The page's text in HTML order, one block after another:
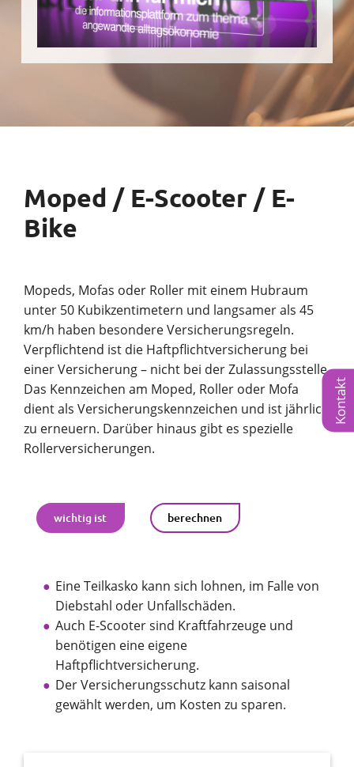
Moped / E-Scooter / E-
Bike
Mopeds, Mofas oder Roller mit einem Hubraum
unter 50 Kubikzentimetern und langsamer als 45
km/h haben besondere Versicherungsregeln.
Verpflichtend ist die Haftpflichtversicherung bei
einer Versicherung – nicht bei der Zulassungsstelle.
Das Kennzeichen am Moped, Roller oder Mofa
dient als Versicherungskennzeichen und ist jährlich
zu erneuern. Darüber hinaus gibt es spezielle
Rollerversicherungen.
wichtig ist berechnen
Eine Teilkasko kann sich lohnen, im Falle von
Diebstahl oder Unfallschäden.
Auch E-Scooter sind Kraftfahrzeuge und
benötigen eine eigene
Haftpflichtversicherung.
Der Versicherungsschutz kann saisonal
gewählt werden, um Kosten zu sparen.
Kontakt